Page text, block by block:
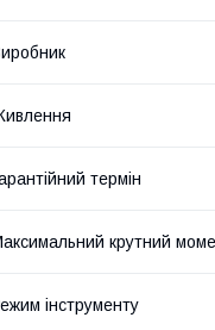
термін
крутний
інструменту